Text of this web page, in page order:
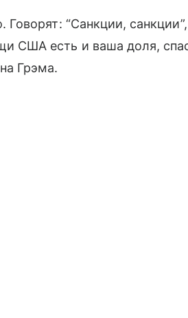
Говорят: “Санкции,
США есть и ваша доля,
Грэма.